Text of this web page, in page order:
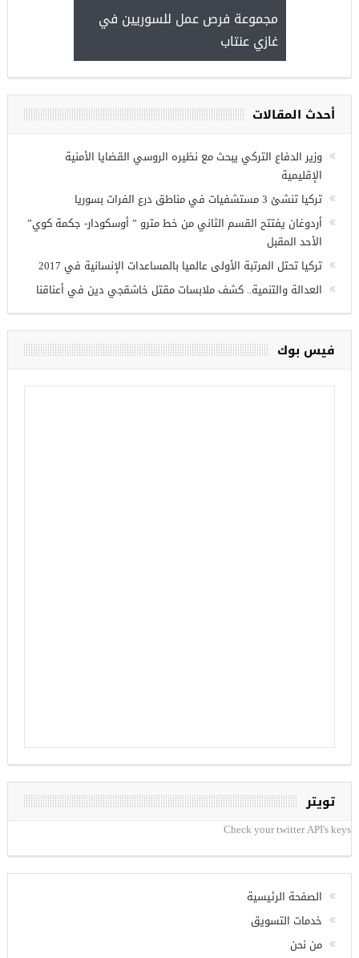
مجموعة فرص عمل للسوريين في
غازي عنتاب
أحدث المقالات
وزير الدفاع التركي يبحث مع نظيره الروسي القضايا الأمنية
الإقليمية
تركيا تنشئ 3 مستشفيات في مناطق درع الفرات بسوريا
أردوغان يفتتح القسم الثاني من خط مترو ” أوسكودار- جكمة كوي”
الأحد المقبل
تركيا تحتل المرتبة الأولى عالميا بالمساعدات الإنسانية في 2017
العدالة والتنمية.. كشف ملابسات مقتل خاشقجي دين في أعناقنا
فيس بوك
تويتر
Check your twitter API's keys
الصفحة الرئيسية
خدمات التسويق
من نحن